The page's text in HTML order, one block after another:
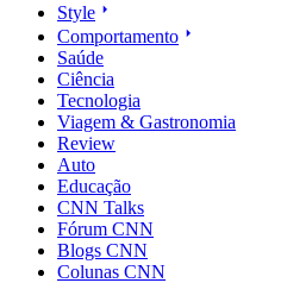
Style
Comportamento
Saúde
Ciência
Tecnologia
Viagem & Gastronomia
Review
Auto
Educação
CNN Talks
Fórum CNN
Blogs CNN
Colunas CNN